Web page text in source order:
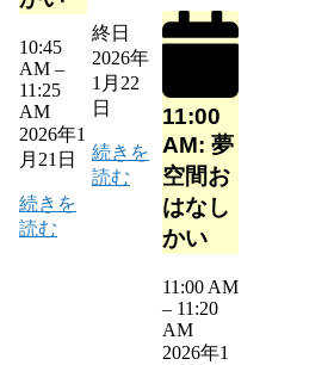
10:45
AM –
11:25
AM
2026年1
月21日
続きを
読む
終日
2026年
1月22
日
続きを
読む
11:00
AM: 夢
空間お
はなし
かい
11:00 AM
– 11:20
AM
2026年1